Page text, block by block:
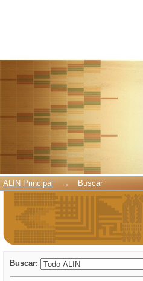
ALIN Principal → Buscar
Buscar: